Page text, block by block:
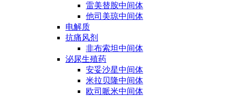
雷美替胺中间体
他司美琼中间体
电解质
抗痛风剂
非布索坦中间体
泌尿生殖药
安妥沙星中间体
米拉贝隆中间体
欧司哌米中间体